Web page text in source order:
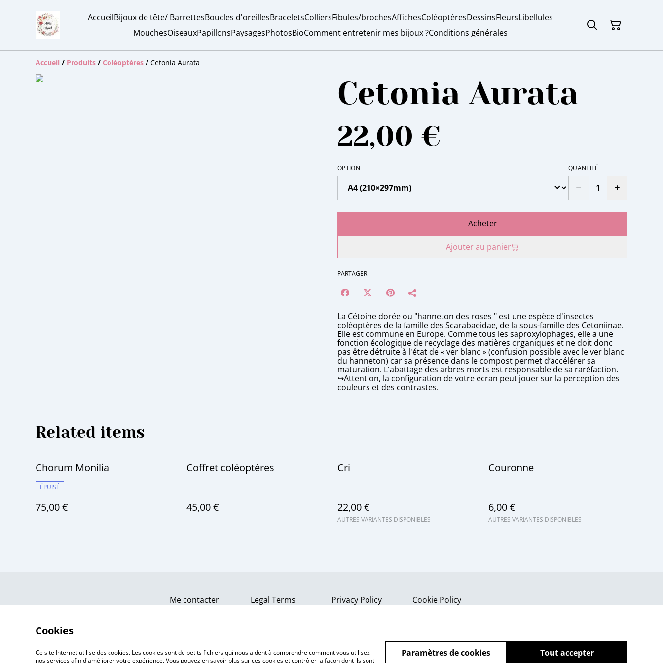
AccueilBijoux de tête/ BarrettesBoucles d'oreillesBraceletsColliersFibules/brochesAffichesColéoptèresDessinsFleursLibellules
MouchesOiseauxPapillonsPaysagesPhotosBioComment entretenir mes bijoux ?Conditions générales
Accueil / Produits / Coléoptères / Cetonia Aurata
Cetonia Aurata
22,00 €
OPTION QUANTITÉ
Acheter
Ajouter au panier
PARTAGER
La Cétoine dorée ou "hanneton des roses " est une espèce d'insectes
coléoptères de la famille des Scarabaeidae, de la sous-famille des Cetoniinae.
Elle est commune en Europe. Comme tous les saproxylophages, elle a une
fonction écologique de recyclage des matières organiques et ne doit donc
pas être détruite à l'état de « ver blanc » (confusion possible avec le ver blanc
du hanneton) car sa présence dans le compost permet d’accélérer sa
maturation. L'abattage des arbres morts est responsable de sa raréfaction.
↪️Attention, la configuration de votre écran peut jouer sur la perception des
couleurs et des contrastes.
Related items
Chorum Monilia
ÉPUISÉ
75,00 €
Coffret coléoptères
45,00 €
Cri
22,00 €
AUTRES VARIANTES DISPONIBLES
Couronne
6,00 €
AUTRES VARIANTES DISPONIBLES
Me contacter Legal Terms Privacy Policy Cookie Policy
Cookies
Ce site Internet utilise des cookies. Les cookies sont de petits fichiers qui nous aident à comprendre comment vous utilisez
nos services afin d'améliorer votre expérience. Vous pouvez en savoir plus sur ces cookies et contrôler la façon dont ils sont
Tout accepter
Paramètres de cookies